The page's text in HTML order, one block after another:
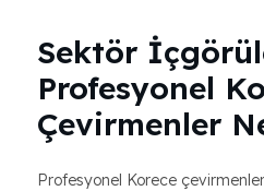
Sektör
Profesyonel
Çevirmenler
Profesyonel Korece